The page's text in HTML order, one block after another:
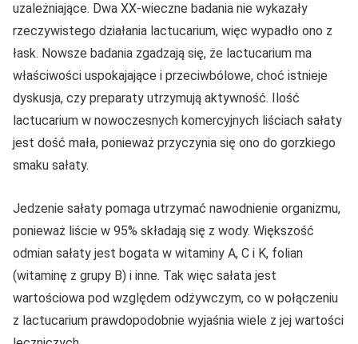
uzależniające. Dwa XX-wieczne badania nie wykazały
rzeczywistego działania lactucarium, więc wypadło ono z
łask. Nowsze badania zgadzają się, że lactucarium ma
właściwości uspokajające i przeciwbólowe, choć istnieje
dyskusja, czy preparaty utrzymują aktywność. Ilość
lactucarium w nowoczesnych komercyjnych liściach sałaty
jest dość mała, ponieważ przyczynia się ono do gorzkiego
smaku sałaty.
Jedzenie sałaty pomaga utrzymać nawodnienie organizmu,
ponieważ liście w 95% składają się z wody. Większość
odmian sałaty jest bogata w witaminy A, C i K, folian
(witaminę z grupy B) i inne. Tak więc sałata jest
wartościowa pod względem odżywczym, co w połączeniu
z lactucarium prawdopodobnie wyjaśnia wiele z jej wartości